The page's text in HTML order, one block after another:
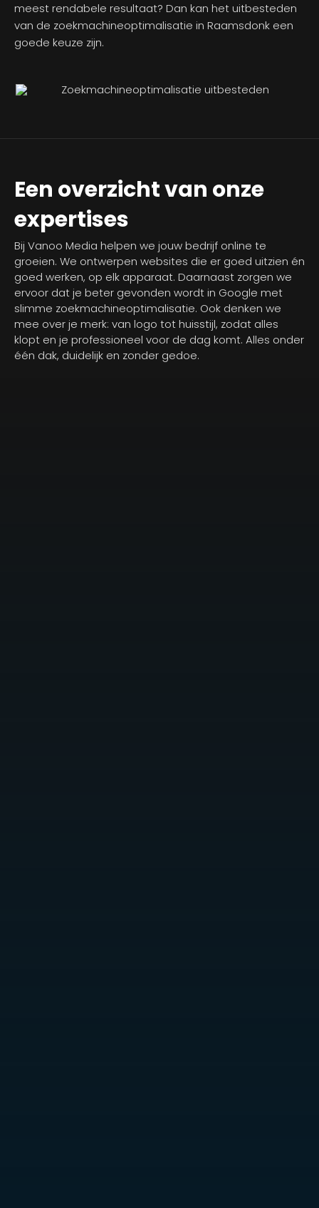
meest rendabele resultaat? Dan kan het uitbesteden
van de zoekmachineoptimalisatie in Raamsdonk een
goede keuze zijn.
Een overzicht van onze
expertises
Bij Vanoo Media helpen we jouw bedrijf online te
groeien. We ontwerpen websites die er goed uitzien én
goed werken, op elk apparaat. Daarnaast zorgen we
ervoor dat je beter gevonden wordt in Google met
slimme zoekmachineoptimalisatie. Ook denken we
mee over je merk: van logo tot huisstijl, zodat alles
klopt en je professioneel voor de dag komt. Alles onder
één dak, duidelijk en zonder gedoe.